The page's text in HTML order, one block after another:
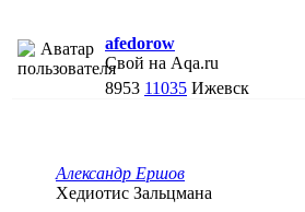
afedorow
Свой на Aqa.ru
8953 11035 Ижевск
Александр Ершов
Хедиотис Зальцмана